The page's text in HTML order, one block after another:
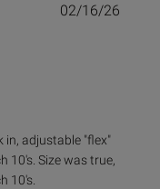
in, adjustable "flex"
10's. Size was true,
10's.
02/16/26